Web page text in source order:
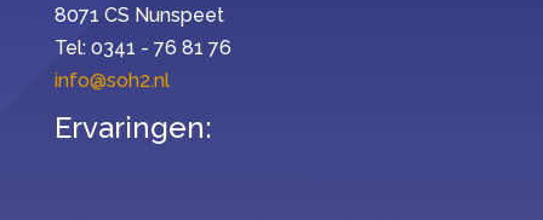
8071 CS Nunspeet
Tel: 0341 - 76 81 76
info@soh2.nl
Ervaringen: